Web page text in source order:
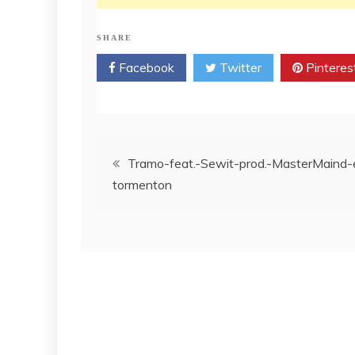
SHARE
Facebook Twitter
PostTramo-feat.-Sewit-prod.-
tormenton